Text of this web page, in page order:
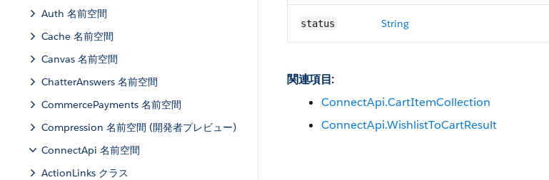
Auth 名前空間
Cache 名前空間
Canvas 名前空間
ChatterAnswers 名前空間
CommercePayments 名前空間
Compression 名前空間 (開発者プレビュー)
ConnectApi 名前空間
ActionLinks クラス
status String
関連項目:
ConnectApi.CartItemCollection
ConnectApi.WishlistToCartResult